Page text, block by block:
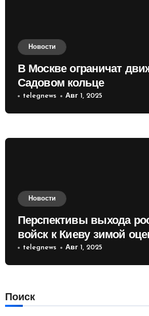
Новости
В Москве ограничат
Садовом кольце
telegnews Авг 1, 2025
Новости
Перспективы выхода
войск к Киеву зимой
России
telegnews Авг 1, 2025
Поиск